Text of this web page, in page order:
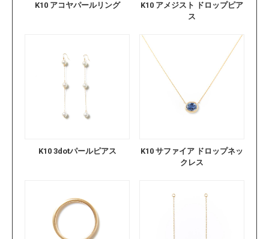
K10 アコヤパールリング
K10 アメジスト ドロップピア
ス
K10 3dotパールピアス
K10 サファイア ドロップネッ
クレス